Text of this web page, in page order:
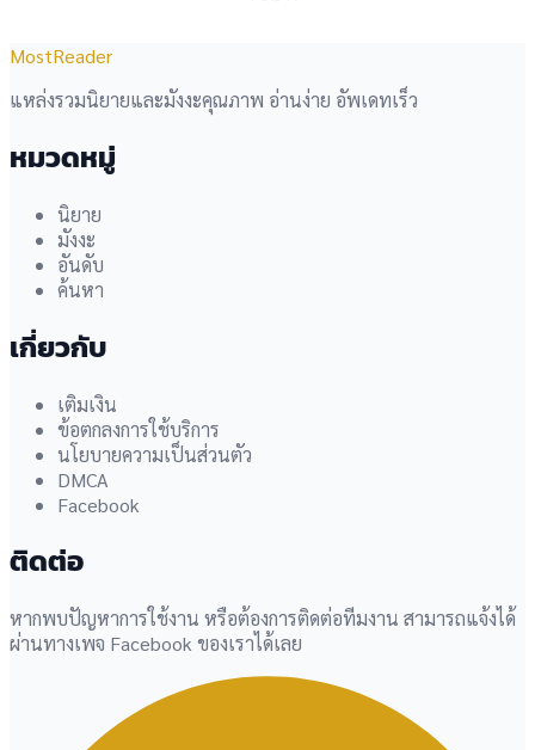
MostReader
แหล่งรวมนิยายและมังงะคุณภาพ อ่านง่าย อัพเดทเร็ว
หมวดหมู่
นิยาย
มังงะ
อันดับ
ค้นหา
เกี่ยวกับ
เติมเงิน
ข้อตกลงการใช้บริการ
นโยบายความเป็นส่วนตัว
DMCA
Facebook
ติดต่อ
หากพบปัญหาการใช้งาน หรือต้องการติดต่อทีมงาน สามารถแจ้งได้
ผ่านทางเพจ Facebook ของเราได้เลย